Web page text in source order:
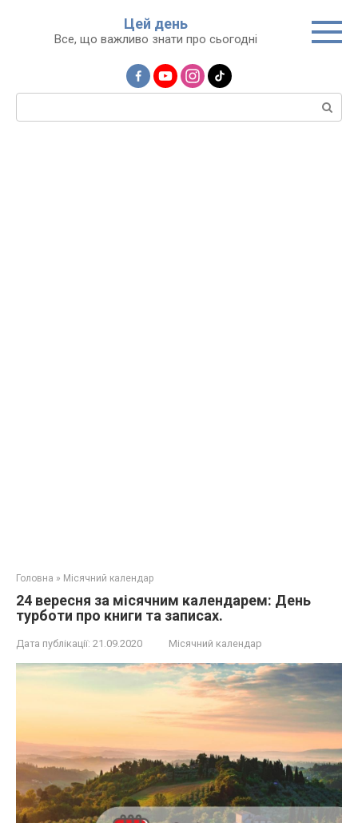
Цей день
Все, що важливо знати про сьогодні
Пошук:
Головна » Місячний календар
24 вересня за місячним календарем: День
турботи про книги та записах.
Дата публікації: 21.09.2020 Місячний календар